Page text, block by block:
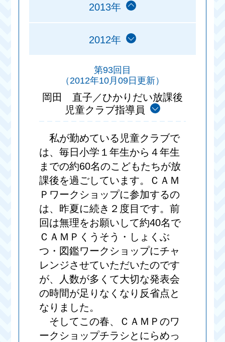
2013年
2012年
第93回目
（2012年10月09日更新）
岡田 直子／ひかりだい放課後
児童クラブ指導員
私が勤めている児童クラブで
は、毎日小学１年生から４年生
までの約60名のこどもたちが放
課後を過ごしています。ＣＡＭ
Ｐワークショップに参加するの
は、昨夏に続き２度目です。前
回は無理をお願いして約40名で
ＣＡＭＰくうそう・しょくぶ
つ・図鑑ワークショップにチャ
レンジさせていただいたのです
が、人数が多くて大切な発表会
の時間が足りなくなり反省点と
なりました。
そしてこの春、ＣＡＭＰのワ
ークショップチラシとにらめっ